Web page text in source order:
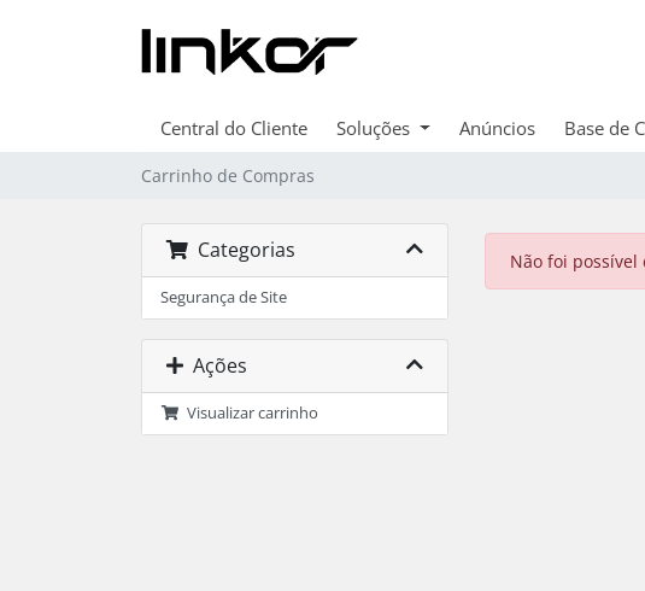
Central do Cliente Soluções Anúncios Base de
Carrinho de Compras
Categorias
Segurança de Site
Ações
Visualizar carrinho
Não foi